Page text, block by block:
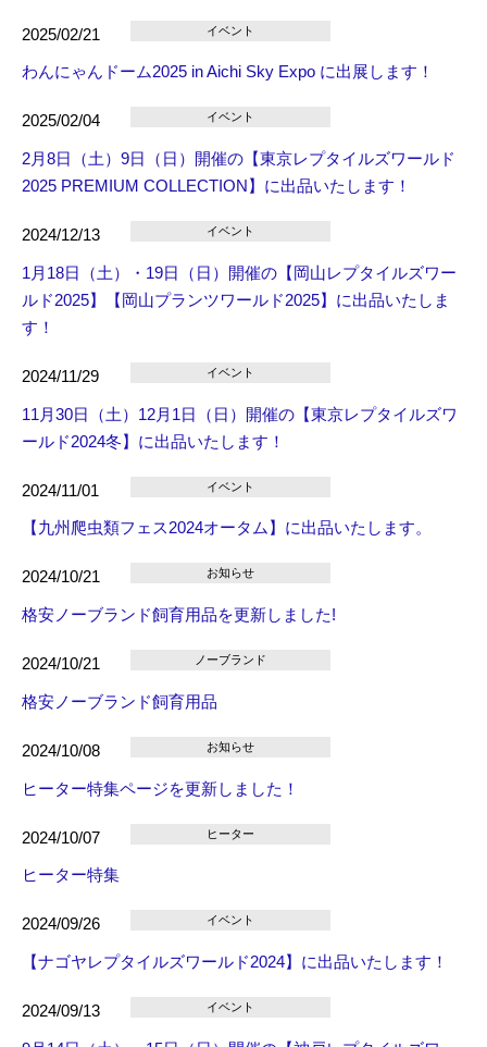
2025/02/21 イベント
わんにゃんドーム2025 in Aichi Sky Expo に出展します！
2025/02/04 イベント
2月8日（土）9日（日）開催の【東京レプタイルズワールド
2025 PREMIUM COLLECTION】に出品いたします！
2024/12/13 イベント
1月18日（土）・19日（日）開催の【岡山レプタイルズワー
ルド2025】【岡山プランツワールド2025】に出品いたしま
す！
2024/11/29 イベント
11月30日（土）12月1日（日）開催の【東京レプタイルズワ
ールド2024冬】に出品いたします！
2024/11/01 イベント
【九州爬虫類フェス2024オータム】に出品いたします。
2024/10/21 お知らせ
格安ノーブランド飼育用品を更新しました!
2024/10/21 ノーブランド
格安ノーブランド飼育用品
2024/10/08 お知らせ
ヒーター特集ページを更新しました！
2024/10/07 ヒーター
ヒーター特集
2024/09/26 イベント
【ナゴヤレプタイルズワールド2024】に出品いたします！
2024/09/13 イベント